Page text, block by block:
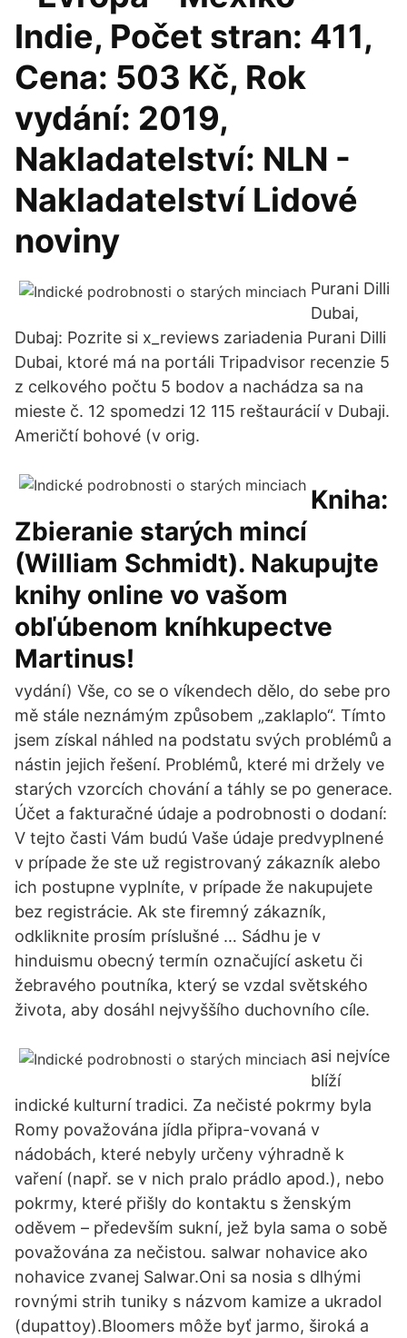
Indie, Počet stran: 411,
Cena: 503 Kč, Rok
vydání: 2019,
Nakladatelství: NLN -
Nakladatelství Lidové
noviny
Purani Dilli
Dubai,
Dubaj: Pozrite si x_reviews zariadenia Purani Dilli
Dubai, ktoré má na portáli Tripadvisor recenzie 5
z celkového počtu 5 bodov a nachádza sa na
mieste č. 12 spomedzi 12 115 reštaurácií v Dubaji.
Američtí bohové (v orig.
Kniha:
Zbieranie starých mincí
(William Schmidt). Nakupujte
knihy online vo vašom
obľúbenom kníhkupectve
Martinus!
vydání) Vše, co se o víkendech dělo, do sebe pro
mě stále neznámým způsobem „zaklaplo“. Tímto
jsem získal náhled na podstatu svých problémů a
nástin jejich řešení. Problémů, které mi držely ve
starých vzorcích chování a táhly se po generace.
Účet a fakturačné údaje a podrobnosti o dodaní:
V tejto časti Vám budú Vaše údaje predvyplnené
v prípade že ste už registrovaný zákazník alebo
ich postupne vyplníte, v prípade že nakupujete
bez registrácie. Ak ste firemný zákazník,
odkliknite prosím príslušné … Sádhu je v
hinduismu obecný termín označující asketu či
žebravého poutníka, který se vzdal světského
života, aby dosáhl nejvyššího duchovního cíle.
asi nejvíce
blíží
indické kulturní tradici. Za nečisté pokrmy byla
Romy považována jídla připra-vovaná v
nádobách, které nebyly určeny výhradně k
vaření (např. se v nich pralo prádlo apod.), nebo
pokrmy, které přišly do kontaktu s ženským
oděvem – především sukní, jež byla sama o sobě
považována za nečistou. salwar nohavice ako
nohavice zvanej Salwar.Oni sa nosia s dlhými
rovnými strih tuniky s názvom kamize a ukradol
(dupattoy).Bloomers môže byť jarmo, široká a